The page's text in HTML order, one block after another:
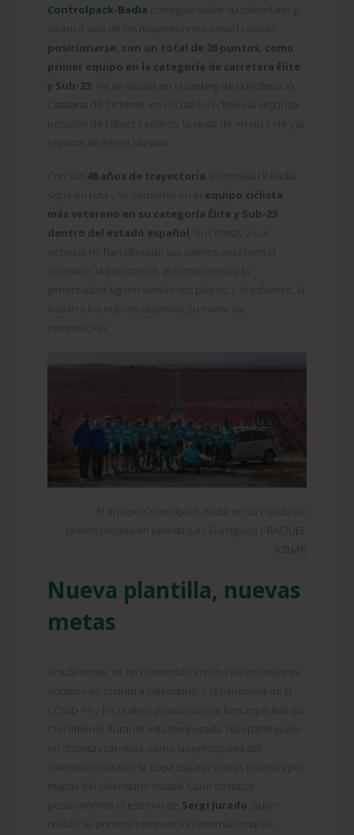
Controlpack-Badia
alcanzó uno de los mayores retos a nivel catalán:
posicionarse, con un total de 26 puntos, como
primer equipo en la categoría de carretera Élite
y Sub-23 . Así se detalla en el ranking de la Federació
Catalana de Ciclisme
posición de Llibert Sendrós, la sexta de Arnau Solé y la
séptima de Albert Masana.
48 años de trayectoria , Controlpack-Badia
sigue en ruta y se convierte en el equipo ciclista
más veterano en su categoría Élite y Sub-23
dentro del estado español . Sus metas y sus
victorias no han alterado sus valores, más bien al
contrario: la constancia, el compromiso y la
generosidad siguen siendo sus pilares; y el esfuerzo, la
ilusión y los nuevos objetivos, su motor de
competición.
El equipo Controlpack-Badia en su estada de
pretemporada en Juneda (Les Garrigues) | RAQUEL
AZNAR
Nueva plantilla, nuevas
metas
Actualmente, se ha convertido en uno de los mejores
equipos en cuanto a calendario, y la pandemia de la
COVID-19 y los nuevos protocolos no han impedido su
crecimiento durante esta temporada. Han participado
en distintas carreras, como las principales del
calendario catalán, la Copa España y otras pruebas por
etapas del calendario estatal. Cabe destacar
positivamente el estreno de Sergi Jurado
realizó su primera competición internacional de